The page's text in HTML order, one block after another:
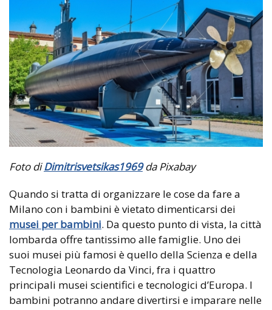
Foto diDimitrisvetsikas1969da Pixabay
Quando si tratta di organizzare le cose da fare a
Milano con i bambini è vietato dimenticarsi dei
musei per bambini. Da questo punto di vista, la città
lombarda offre tantissimo alle famiglie. Uno dei
suoi musei più famosi è quello della Scienza e della
Tecnologia Leonardo da Vinci, fra i quattro
principali musei scientifici e tecnologici d’Europa. I
bambini potranno andare divertirsi e imparare nelle